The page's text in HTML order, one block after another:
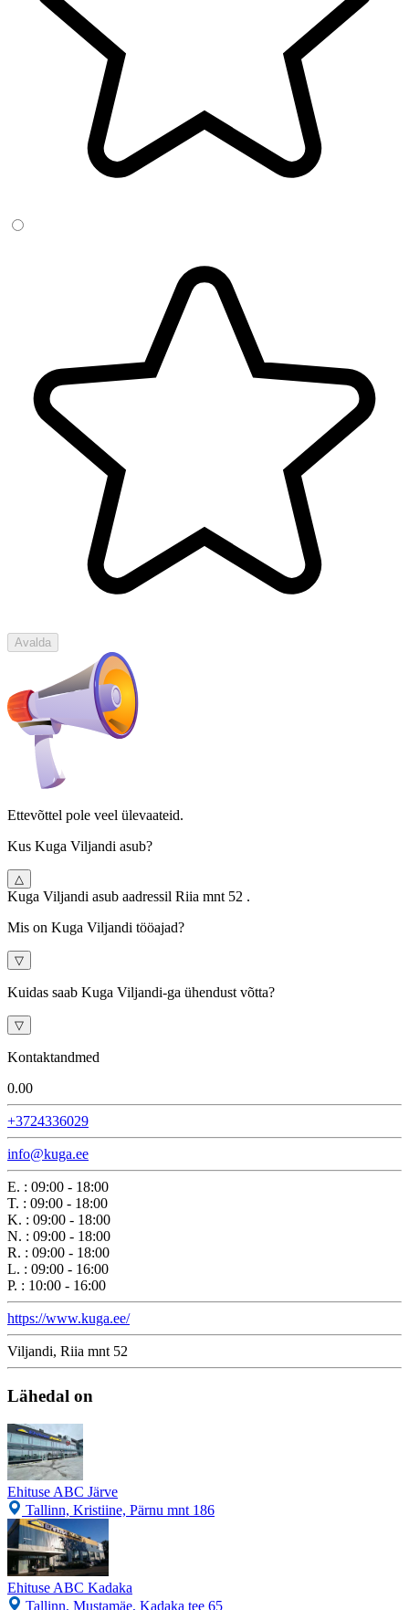
Avalda
Ettevõttel pole veel ülevaateid.
Kus Kuga Viljandi asub?
△
Kuga Viljandi asub aadressil Riia mnt 52 .
Mis on Kuga Viljandi tööajad?
▽
Kuidas saab Kuga Viljandi-ga ühendust võtta?
▽
Kontaktandmed
0.00
+3724336029
info@kuga.ee
E. : 09:00 - 18:00
T. : 09:00 - 18:00
K. : 09:00 - 18:00
N. : 09:00 - 18:00
R. : 09:00 - 18:00
L. : 09:00 - 16:00
P. : 10:00 - 16:00
https://www.kuga.ee/
Viljandi, Riia mnt 52
Lähedal on
Ehituse ABC Järve
Tallinn, Kristiine, Pärnu mnt 186
Ehituse ABC Kadaka
Tallinn, Mustamäe, Kadaka tee 65